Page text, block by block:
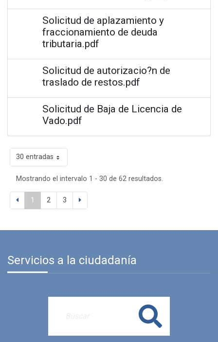
Solicitud de aplazamiento y
fraccionamiento de deuda
tributaria.pdf
Solicitud de autorizacio?n de
traslado de restos.pdf
Solicitud de Baja de Licencia de
Vado.pdf
30 entradas
Mostrando el intervalo 1 - 30 de 62 resultados.
1 2 3
Servicios a la ciudadanía
Buscar